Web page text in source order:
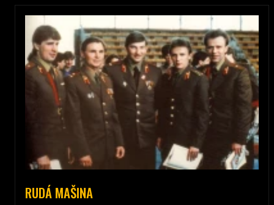
RUDÁ MAŠINA